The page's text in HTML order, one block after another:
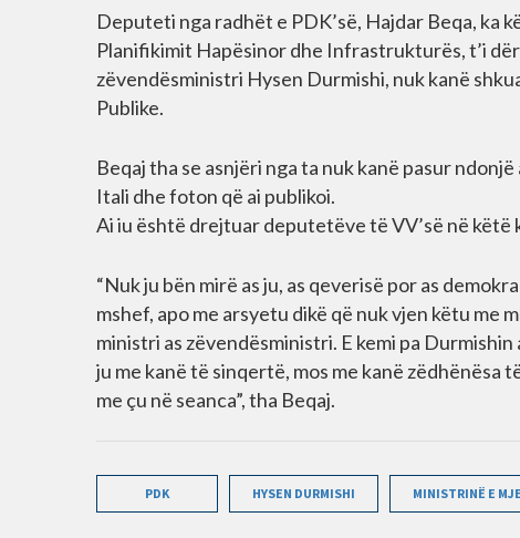
Deputeti nga radhët e PDK’së, Hajdar Beqa,
Planifikimit Hapësinor dhe Infrastrukturës, t’i
zëvendësministri Hysen Durmishi, nuk kanë
Publike.
Beqaj tha se asnjëri nga ta nuk kanë pasur
Itali dhe foton që ai publikoi.
Ai iu është drejtuar deputetëve të VV’së në këtë
“Nuk ju bën mirë as ju, as qeverisë por as
mshef, apo me arsyetu dikë që nuk vjen këtu me
ministri as zëvendësministri. E kemi pa
ju me kanë të sinqertë, mos me kanë zëdhënësa
me çu në seanca”, tha Beqaj.
PDK HYSEN DURMISHI MINISTRINË E